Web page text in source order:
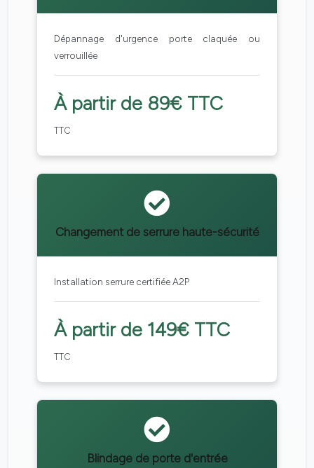
Dépannage d'urgence porte claquée ou
verrouillée
À partir de 89€ TTC
TTC
Changement de serrure haute-sécurité
Installation serrure certifiée A2P
À partir de 149€ TTC
TTC
Blindage de porte d'entrée